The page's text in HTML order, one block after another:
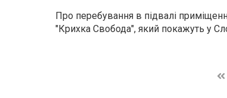
Про перебування в підвалі
"Крихка Свобода", який покажуть у